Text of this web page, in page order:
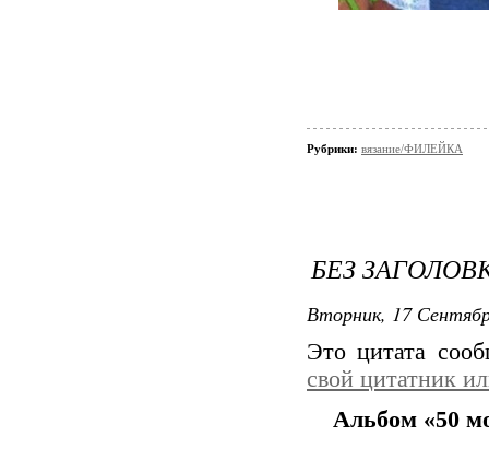
Рубрики: вязание/ФИЛЕЙКА
БЕЗ
Вторник, 17
Это цитата
свой цитатник
Альбом «50